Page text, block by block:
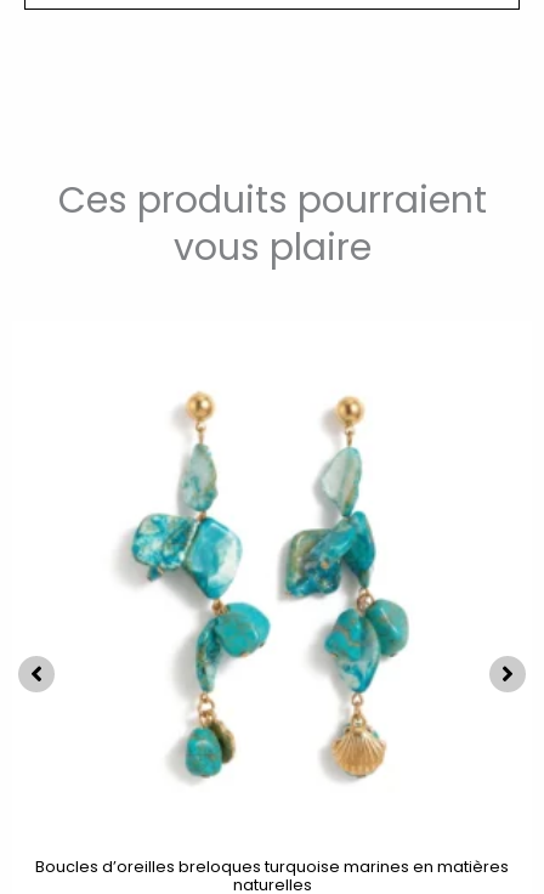
Ces produits pourraient
vous plaire
Boucles d’oreilles breloques turquoise marines en matières
naturelles